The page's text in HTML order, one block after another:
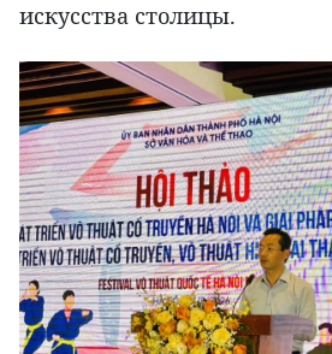
искусства столицы.